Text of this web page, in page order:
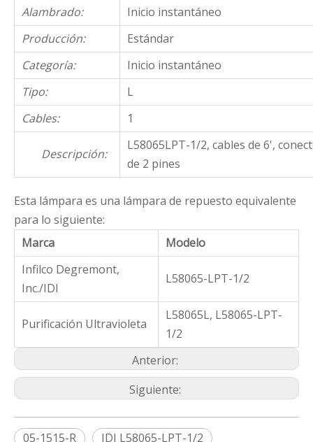
Alambrado:
Inicio instantáneo
Producción:
Estándar
Categoría:
Inicio instantáneo
Tipo:
L
Cables:
1
Descripción:
L58065LPT-1/2, cables de 6',
de 2 pines
Esta lámpara es una lámpara de repuesto equivalente
para lo siguiente:
Marca
Modelo
Infilco Degremont,
Inc./IDI
L58065-LPT-1/2
Purificación Ultravioleta
L58065L, L58065-LPT-
1/2
Anterior:
Siguiente:
05-1515-R IDI L58065-LPT-1/2